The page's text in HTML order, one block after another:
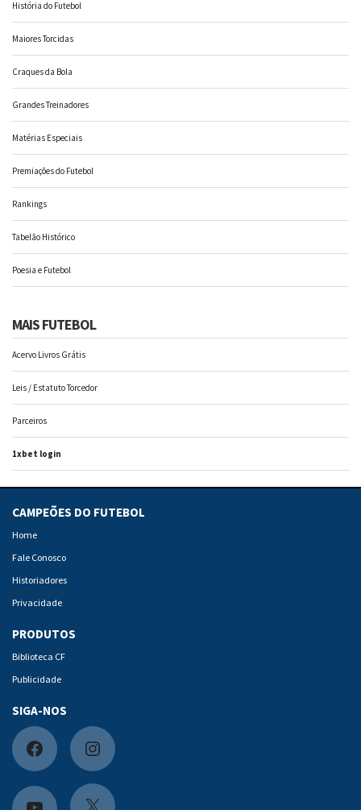
História do Futebol
Maiores Torcidas
Craques da Bola
Grandes Treinadores
Matérias Especiais
Premiações do Futebol
Rankings
Tabelão Histórico
Poesia e Futebol
MAIS FUTEBOL
Acervo Livros Grátis
Leis / Estatuto Torcedor
Parceiros
1xbet login
CAMPEÕES DO FUTEBOL
Home
Fale Conosco
Historiadores
Privacidade
PRODUTOS
Biblioteca CF
Publicidade
SIGA-NOS
F
a
I
n